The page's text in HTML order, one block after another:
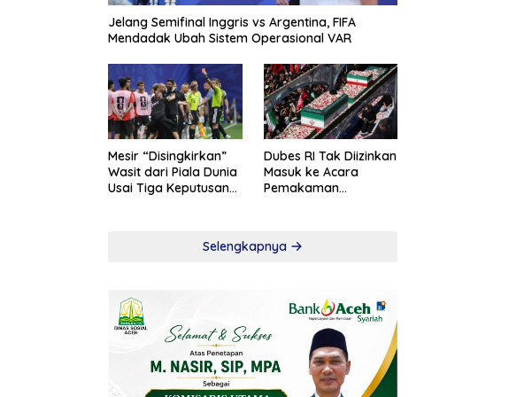
Jelang Semifinal Inggris vs Argentina, FIFA
Mendadak Ubah Sistem Operasional VAR
Mesir “Disingkirkan”
Wasit dari Piala Dunia
Usai Tiga Keputusan
Dubes RI Tak Diizinkan
Masuk ke Acara
Pemakaman
Selengkapnya